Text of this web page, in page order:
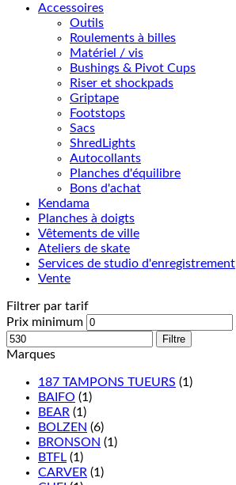
Accessoires
Outils
Roulements à billes
Matériel / vis
Bushings & Pivot Cups
Riser et shockpads
Griptape
Footstops
Sacs
ShredLights
Autocollants
Planches d'équilibre
Bons d'achat
Kendama
Planches à doigts
Vêtements de ville
Ateliers de skate
Services de studio d'enregistrement
Vente
Filtrer par tarif
Prix minimum
Filtre
Marques
187 TAMPONS TUEURS (1)
BAIFO (1)
BEAR (1)
BOLZEN (6)
BRONSON (1)
BTFL (1)
CARVER (1)